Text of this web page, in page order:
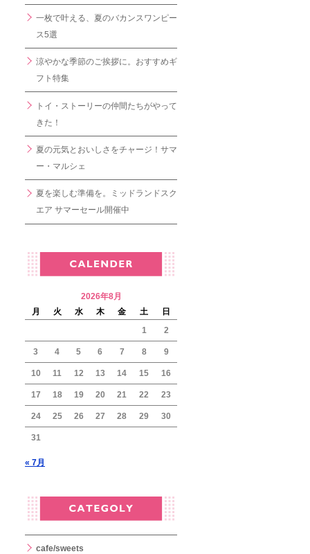
一枚で叶える、夏のバカンスワンピー
ス5選
涼やかな季節のご挨拶に。おすすめギ
フト特集
トイ・ストーリーの仲間たちがやって
きた！
夏の元気とおいしさをチャージ！サマ
ー・マルシェ
夏を楽しむ準備を。ミッドランドスク
エア サマーセール開催中
2026年8月
月
火 水 木 金 土
日
1
2
3 4 5 6 7 8 9
10 11 12 13 14 15 16
17 18 19 20 21 22 23
24 25 26 27 28 29 30
31
« 7月
cafe/sweets